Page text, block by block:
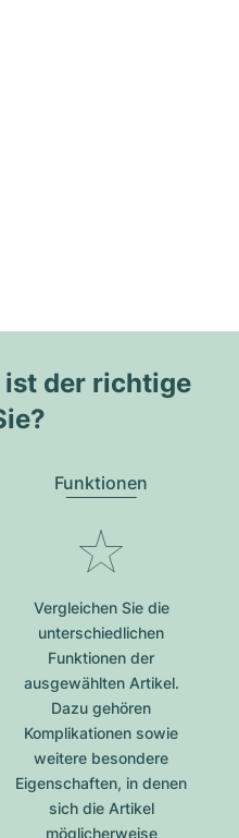
der richtige
Funktionen
Vergleichen Sie die
unterschiedlichen
Funktionen der
ausgewählten Artikel.
Dazu gehören
Komplikationen sowie
weitere besondere
Eigenschaften, in denen
sich die Artikel
möglicherweise